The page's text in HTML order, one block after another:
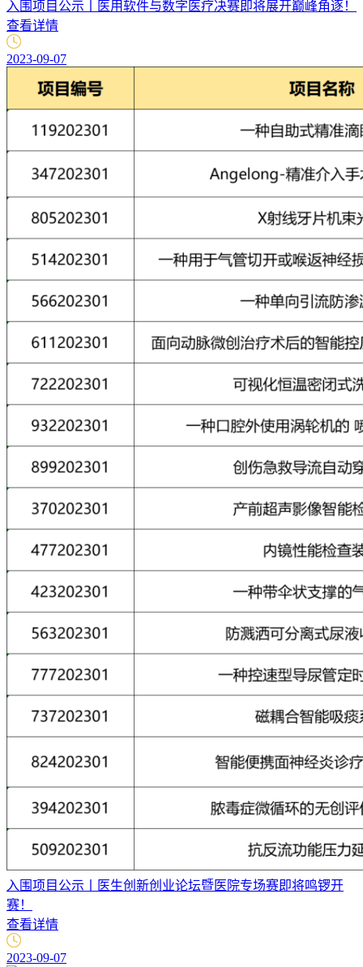
入围项目公示丨医用软件与数字医疗决赛即将展开巅峰角逐！
查看详情
2023-09-07
入围项目公示丨医生创新创业论坛暨医院专场赛即将鸣锣开
赛！
查看详情
2023-09-07